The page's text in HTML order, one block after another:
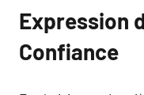
Expression
Confiance